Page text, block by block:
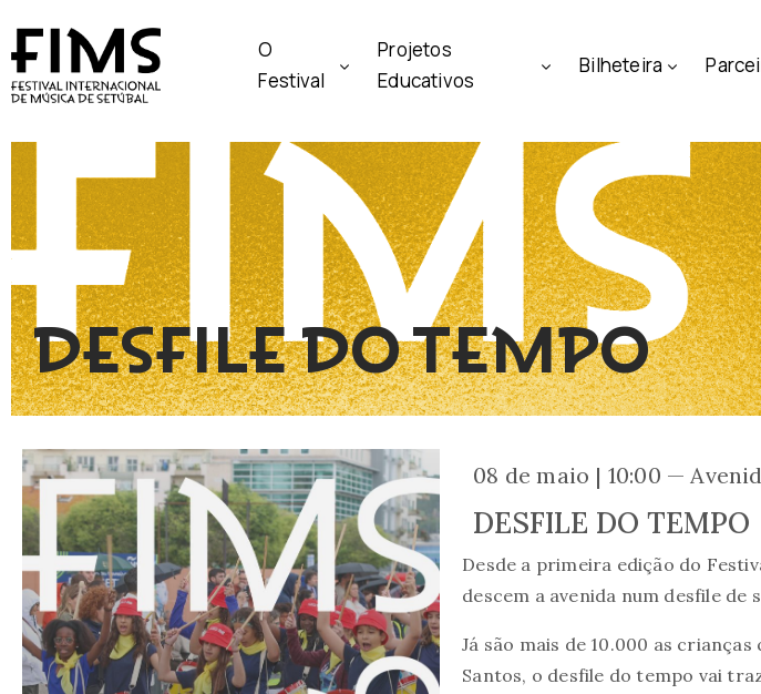
O
Festival
Projetos
Educativos
Bilheteira
DESFILE DO TEMPO
08 de maio | 10:00 —
DESFILE DO TEMPO
Desde a primeira edição do
descem a avenida num desfile de
Já são mais de 10.000 as
Santos, o desfile do tempo vai